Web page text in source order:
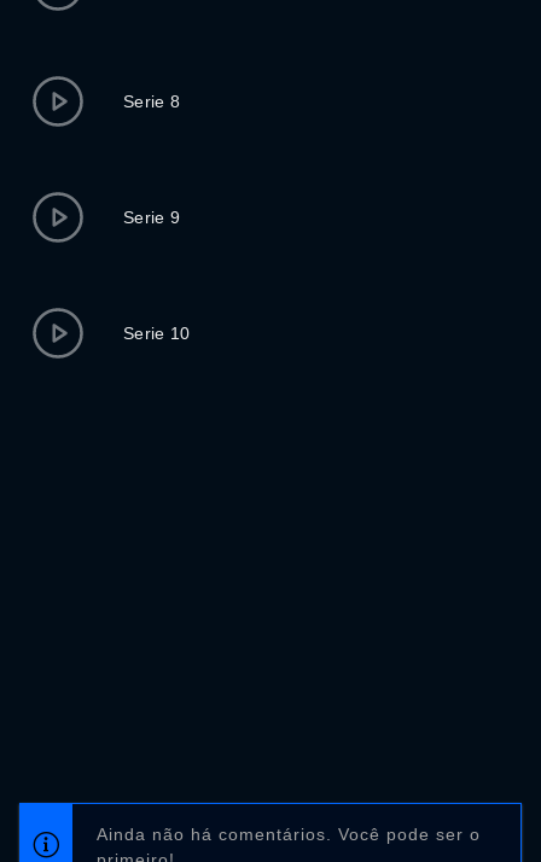
Serie 8
Serie 9
Serie 10
Ainda não há comentários. Você pode ser o